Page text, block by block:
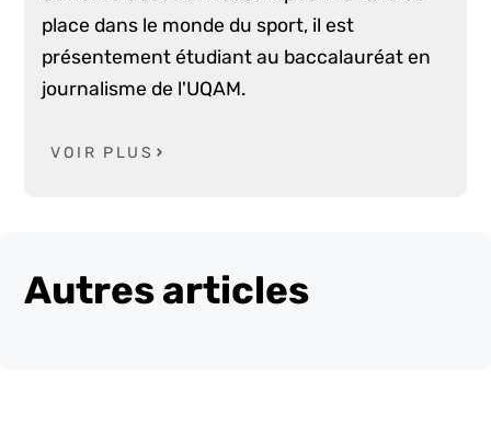
place dans le monde du sport, il est
présentement étudiant au baccalauréat en
journalisme de l'UQAM.
VOIR PLUS
Autres articles